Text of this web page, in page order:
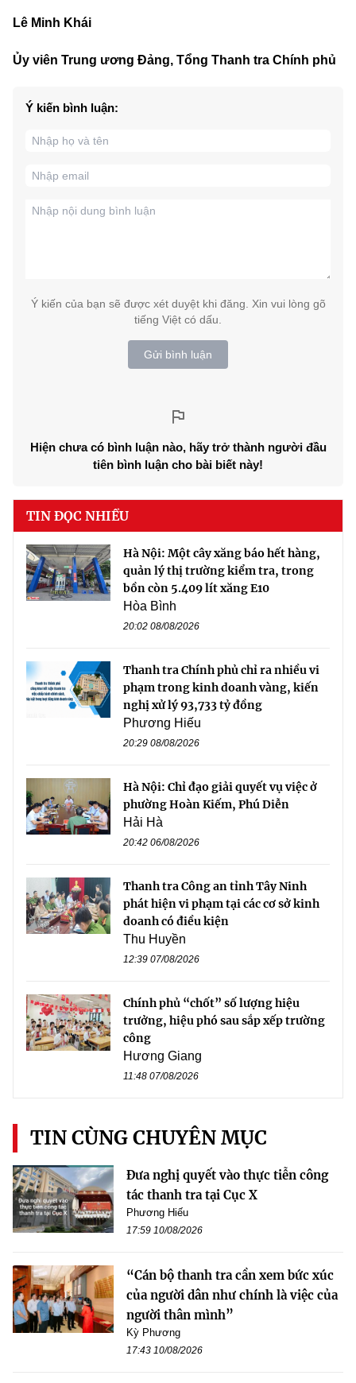
Lê Minh Khái
Ủy viên Trung ương Đảng, Tổng Thanh tra Chính phủ
Ý kiến bình luận:
Ý kiến của bạn sẽ được xét duyệt khi đăng. Xin vui lòng gõ
tiếng Việt có dấu.
Gửi bình luận
Hiện chưa có bình luận nào, hãy trở thành người đầu
tiên bình luận cho bài biết này!
TIN ĐỌC NHIỀU
Hà Nội: Một cây xăng báo hết hàng,
quản lý thị trường kiểm tra, trong
bồn còn 5.409 lít xăng E10
Hòa Bình
20:02 08/08/2026
Thanh tra Chính phủ chỉ ra nhiều vi
phạm trong kinh doanh vàng, kiến
nghị xử lý 93,733 tỷ đồng
Phương Hiếu
20:29 08/08/2026
Hà Nội: Chỉ đạo giải quyết vụ việc ở
phường Hoàn Kiếm, Phú Diễn
Hải Hà
20:42 06/08/2026
Thanh tra Công an tỉnh Tây Ninh
phát hiện vi phạm tại các cơ sở kinh
doanh có điều kiện
Thu Huyền
12:39 07/08/2026
Chính phủ “chốt” số lượng hiệu
trưởng, hiệu phó sau sắp xếp trường
công
Hương Giang
11:48 07/08/2026
TIN CÙNG CHUYÊN MỤC
Đưa nghị quyết vào thực tiễn công
tác thanh tra tại Cục X
Phương Hiếu
17:59 10/08/2026
“Cán bộ thanh tra cần xem bức xúc
của người dân như chính là việc của
người thân mình”
Kỳ Phương
17:43 10/08/2026